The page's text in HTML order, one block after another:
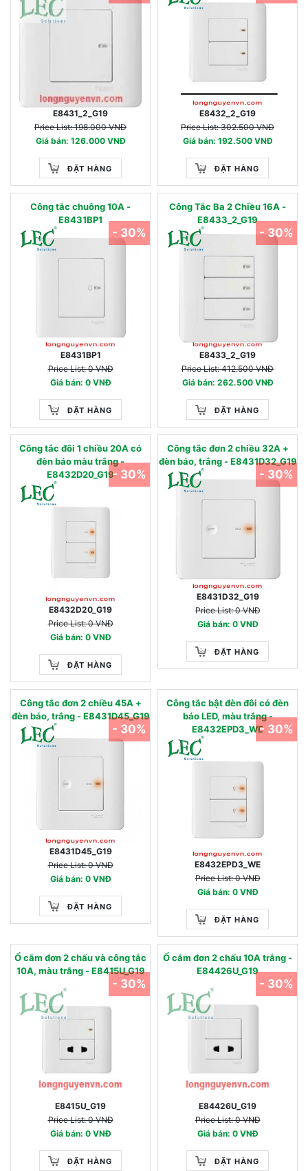
E8431_2_G19
Price List: 198.000 VNĐ
Giá bán: 126.000 VNĐ
ĐẶT HÀNG
E8432_2_G19
Price List: 302.500 VNĐ
Giá bán: 192.500 VNĐ
ĐẶT HÀNG
Công tắc chuông 10A -
E8431BP1
E8431BP1
Price List: 0 VNĐ
Giá bán: 0 VNĐ
ĐẶT HÀNG
- 30%
Công Tắc Ba 2 Chiều 16A -
E8433_2_G19
E8433_2_G19
Price List: 412.500 VNĐ
Giá bán: 262.500 VNĐ
ĐẶT HÀNG
- 30%
Công tắc đôi 1 chiều 20A có
đèn báo màu trắng -
E8432D20_G19
E8432D20_G19
Price List: 0 VNĐ
Giá bán: 0 VNĐ
ĐẶT HÀNG
- 30%
Công tắc đơn 2 chiều 32A +
đèn báo, trắng - E8431D32_G19
E8431D32_G19
Price List: 0 VNĐ
Giá bán: 0 VNĐ
ĐẶT HÀNG
- 30%
Công tắc đơn 2 chiều 45A +
đèn báo, trắng - E8431D45_G19
E8431D45_G19
Price List: 0 VNĐ
Giá bán: 0 VNĐ
ĐẶT HÀNG
- 30%
Công tắc bật đèn đôi có đèn
báo LED, màu trắng -
E8432EPD3_WE
E8432EPD3_WE
Price List: 0 VNĐ
Giá bán: 0 VNĐ
ĐẶT HÀNG
- 30%
Ổ cắm đơn 2 chấu và công tắc
10A, màu trắng - E8415U_G19
E8415U_G19
Price List: 0 VNĐ
Giá bán: 0 VNĐ
ĐẶT HÀNG
- 30%
Ổ cắm đơn 2 chấu 10A trắng -
E84426U_G19
E84426U_G19
Price List: 0 VNĐ
Giá bán: 0 VNĐ
ĐẶT HÀNG
- 30%